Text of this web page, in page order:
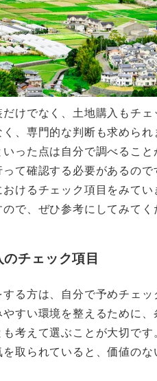
けでなく、土地購入もチ
、専門的な判断も求められ
った点は自分で調べるこ
て確認する必要があるので
けるチェック項目をみて
で、ぜひ参考にしてみてく
チェック項目
る方は、自分で予めチェッ
すい環境を整えるために
考えて選ぶことが大切です
取られていると、価値の